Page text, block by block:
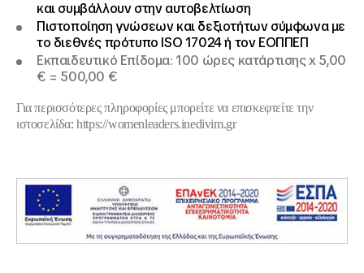
και συμβάλλουν στην αυτοβελτίωση
Πιστοποίηση γνώσεων και δεξιοτήτων σύμφωνα με
το διεθνές πρότυπο ISO 17024 ή τον ΕΟΠΠΕΠ
Εκπαιδευτικό Επίδομα: 100 ώρες κατάρτισης x 5,00
€ = 500,00 €
Για περισσότερες πληροφορίες μπορείτε να επισκεφτείτε την
ιστοσελίδα:https://womenleaders.inedivim.gr